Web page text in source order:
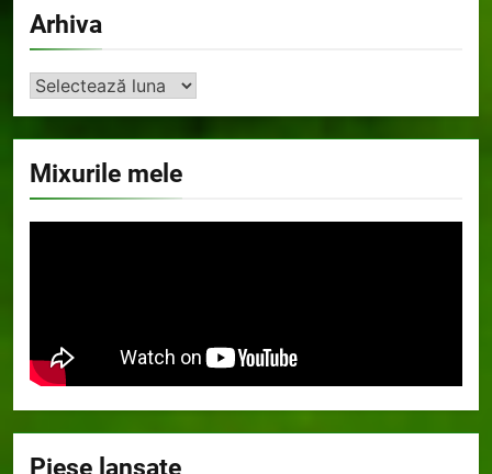
Arhiva
Arhiva
Mixurile mele
Piese lansate